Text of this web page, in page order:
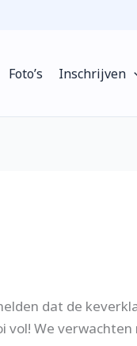
Foto’s Inschrijven
dat de
vol! We